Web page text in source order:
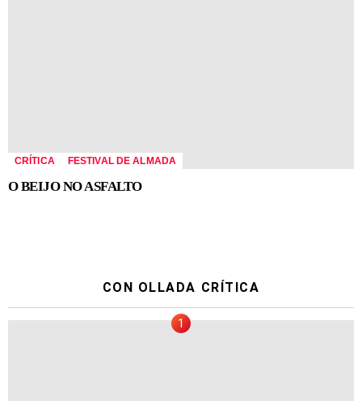
CRÍTICA FESTIVAL DE ALMADA
O BEIJO NO ASFALTO
CON OLLADA CRÍTICA